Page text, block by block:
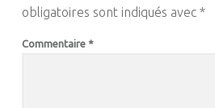
obligatoires sont indiqués avec *
Commentaire *